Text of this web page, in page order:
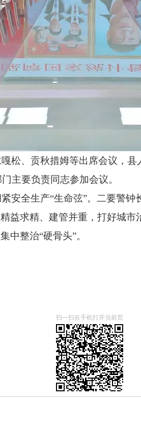
松、贡秋措姆等出席会议，
主要负责同志参加会议。
安全生产“生命弦”。二要警
益求精、建管并重，打好城
中整治“硬骨头”。
扫一扫在手机打开当前页